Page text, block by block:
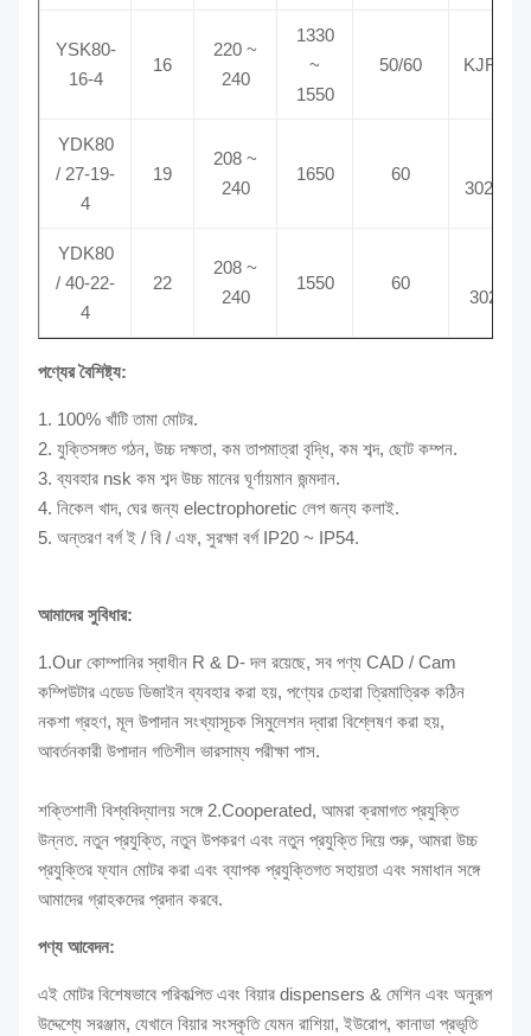
YSK80-
16-4
16
220 ~
240
1330
~
1550
50/60
YDK80
/ 27-19-
4
19
208 ~
240
1650 60
302912-
YDK80
/ 40-22-
4
22
208 ~
240
1550 60
পণ্যের বৈশিষ্ট্য:
1. 100% খাঁটি তামা মোটর.
2. যুক্তিসঙ্গত গঠন, উচ্চ দক্ষতা, কম তাপমাত্রা বৃদ্ধি, কম শব্দ, ছোট কম্পন.
3. ব্যবহার nsk কম শব্দ উচ্চ মানের ঘূর্ণায়মান জন্মদান.
4. নিকেল খাদ, ঘের জন্য electrophoretic লেপ জন্য কলাই.
5. অন্তরণ বর্গ ই / বি / এফ, সুরক্ষা বর্গ IP20 ~ IP54.
আমাদের সুবিধার:
1.Our কোম্পানির স্বাধীন R & D- দল রয়েছে, সব পণ্য CAD / Cam
কম্পিউটার এডেড ডিজাইন ব্যবহার করা হয়, পণ্যের চেহারা ত্রিমাত্রিক কঠিন
নকশা গ্রহণ, মূল উপাদান সংখ্যাসূচক সিমুলেশন দ্বারা বিশ্লেষণ করা হয়,
আবর্তনকারী উপাদান গতিশীল ভারসাম্য পরীক্ষা পাস.
শক্তিশালী বিশ্ববিদ্যালয় সঙ্গে 2.Cooperated, আমরা ক্রমাগত প্রযুক্তি
উন্নত. নতুন প্রযুক্তি, নতুন উপকরণ এবং নতুন প্রযুক্তি দিয়ে শুরু, আমরা উচ্চ
প্রযুক্তির ফ্যান মোটর করা এবং ব্যাপক প্রযুক্তিগত সহায়তা এবং সমাধান সঙ্গে
আমাদের গ্রাহকদের প্রদান করবে.
পণ্য আবেদন:
এই মোটর বিশেষভাবে পরিকল্পিত এবং বিয়ার dispensers & মেশিন এবং অনুরূপ
উদ্দেশ্যে সরঞ্জাম, যেখানে বিয়ার সংস্কৃতি যেমন রাশিয়া, ইউরোপ, কানাডা প্রভৃতি